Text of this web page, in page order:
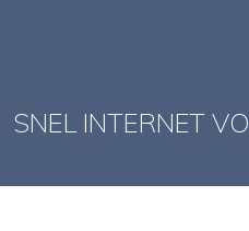
SNEL INTERNET